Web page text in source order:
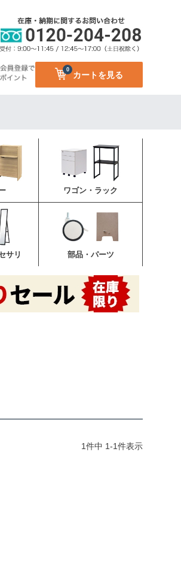
カートを見る
0
ワゴン・ラック
サリ 部品・パーツ
1件中 1-1件表示